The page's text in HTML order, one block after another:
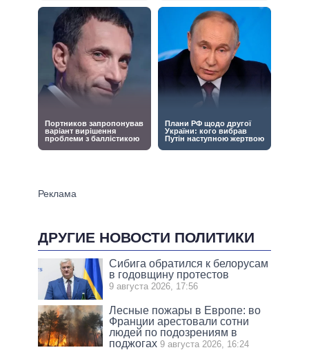
ДРУГИЕ НОВОСТИ ПОЛИТИКИ
Сибига обратился к белорусам
в годовщину протестов
9 августа 2026, 17:56
Лесные пожары в Европе: во
Франции арестовали сотни
людей по подозрениям в
поджогах 9 августа 2026, 16:24